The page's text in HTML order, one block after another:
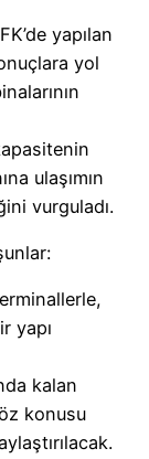
yapılan
yol
ulaşımın
vurguladı.
yapı
kalan
konusu